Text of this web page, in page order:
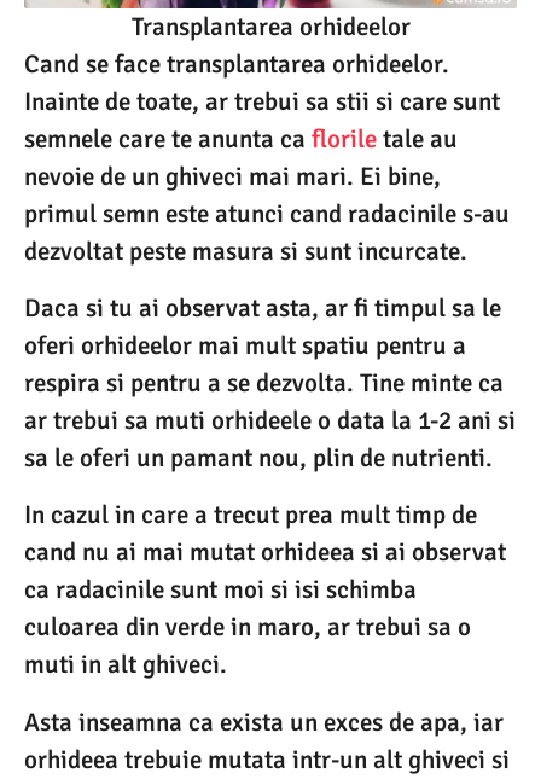
Transplantarea orhideelor
Cand se face transplantarea orhideelor.
Inainte de toate, ar trebui sa stii si care sunt
semnele care te anunta ca floriletale au
nevoie de un ghiveci mai mari. Ei bine,
primul semn este atunci cand radacinile s-au
dezvoltat peste masura si sunt incurcate.
Daca si tu ai observat asta, ar fi timpul sa le
oferi orhideelor mai mult spatiu pentru a
respira si pentru a se dezvolta. Tine minte ca
ar trebui sa muti orhideele o data la 1-2 ani si
sa le oferi un pamant nou, plin de nutrienti.
In cazul in care a trecut prea mult timp de
cand nu ai mai mutat orhideea si ai observat
ca radacinile sunt moi si isi schimba
culoarea din verde in maro, ar trebui sa o
muti in alt ghiveci.
Asta inseamna ca exista un exces de apa, iar
orhideea trebuie mutata intr-un alt ghiveci si